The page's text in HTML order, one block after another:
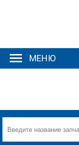
МЕНЮ